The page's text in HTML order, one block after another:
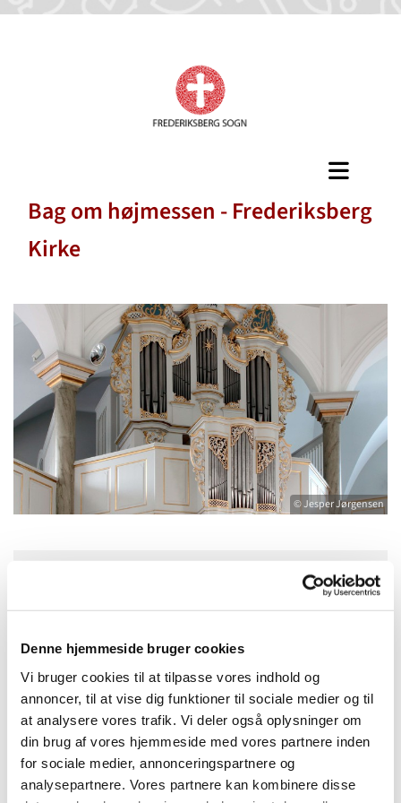
Denne hjemmeside bruger cookies
Vi bruger cookies til at tilpasse vores indhold og
annoncer, til at vise dig funktioner til sociale medier og til
at analysere vores trafik. Vi deler også oplysninger om
din brug af vores hjemmeside med vores partnere inden
for sociale medier, annonceringspartnere og
analysepartnere. Vores partnere kan kombinere disse
Bag om højmessen - Frederiksberg
Kirke
© Jesper Jørgensen
Frederiksberg Kirke, Frederiksberg Allé
71, 1820 Frederiksberg C
Hannah Svinth-Værge